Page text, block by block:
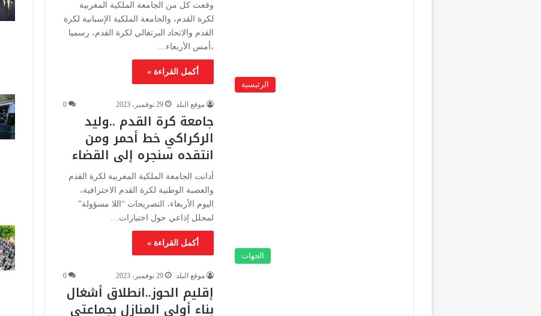
وقعت كل من الجامعة الملكية المغربية
لكرة القدم، والجامعة الملكية الإسبانية لكرة
القدم والاتحاد البرتغالي لكرة القدم، رسميا
،أمس الأربعاء…
أكمل القراءة »
الرئيسية
موقع البلد 29 نوفمبر، 2023 0
جامعة كرة القدم ..وليد
الركراكي خط أحمر ومن
انتقده سنجره إلى القضاء
أدانت الجامعة الملكية المغربية لكرة القدم
والعصبة الوطنية لكرة القدم الاحترافية،
اليوم الأربعاء، التصريحات “اللا مسؤولة”
لمحلل إذاعي حول اختيارات…
أكمل القراءة »
الجهات
موقع البلد 29 نوفمبر، 2023 0
إقليم الحوز..انطلاق أشغال
بناء أولى المنازل بجماعتي